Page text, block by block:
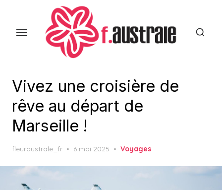
Vivez une croisière de
rêve au départ de
Marseille !
fleuraustrale_fr
Posted
6 mai 2025 Voyages